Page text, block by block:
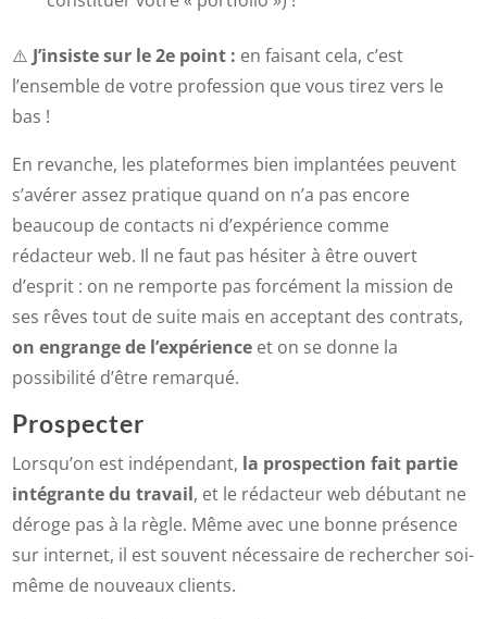
⚠️ J’insiste sur le 2e point : en faisant cela, c’est
l’ensemble de votre profession que vous tirez vers le
bas !
En revanche, les plateformes bien implantées peuvent
s’avérer assez pratique quand on n’a pas encore
beaucoup de contacts ni d’expérience comme
rédacteur web. Il ne faut pas hésiter à être ouvert
d’esprit : on ne remporte pas forcément la mission de
ses rêves tout de suite mais en acceptant des contrats,
on engrange de l’expérience et on se donne la
possibilité d’être remarqué.
Prospecter
Lorsqu’on est indépendant, la prospection fait partie
intégrante du travail, et le rédacteur web débutant ne
déroge pas à la règle. Même avec une bonne présence
sur internet, il est souvent nécessaire de rechercher soi-
même de nouveaux clients.